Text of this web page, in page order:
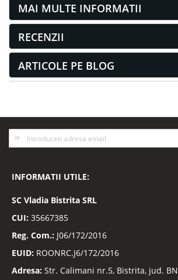
MAI MULTE INFORMATII
RECENZII
ARTICOLE PE BLOG
Inscrieti-
va
noastre
INFORMATII UTILE:
SC Vladia Bistrita SRL
CUI: 35667385
Reg. Com.: J06/172/2016
EUID: ROONRC.J6/172/2016
Adresa: Str. Calimani nr.5, Bistrita, jud. BN